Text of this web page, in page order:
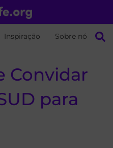
Inspiração Sobre nós
Convidar
para